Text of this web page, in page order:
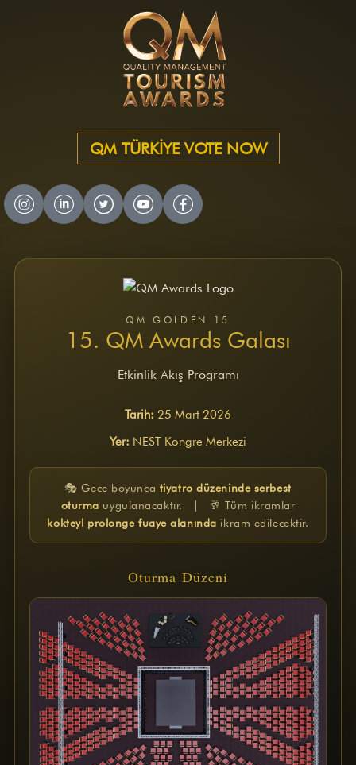
QM TÜRKİYE VOTE NOW
Davetliler
QM AWARDS 2023
Davetliler
QM Katalog
Kazananlar
Davetliler
Sponsorlar
QM Katalog
QM AWARDS 2020
Davetliler
Basında Biz
Sponsorlar
QM Katalog
QM AWARDS 2019
QM GOLDEN 15
15. QM Awards Galası
Etkinlik Akış Programı
Tarih: 25 Mart 2026
Yer: NEST Kongre Merkezi
🎭 Gece boyunca tiyatro düzeninde serbest
oturma uygulanacaktır. | 🥂 Tüm ikramlar
kokteyl prolonge fuaye alanında ikram edilecektir.
Oturma Düzeni